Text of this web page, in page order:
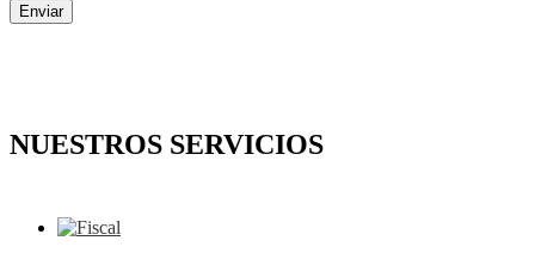
Enviar
NUESTROS SERVICIOS